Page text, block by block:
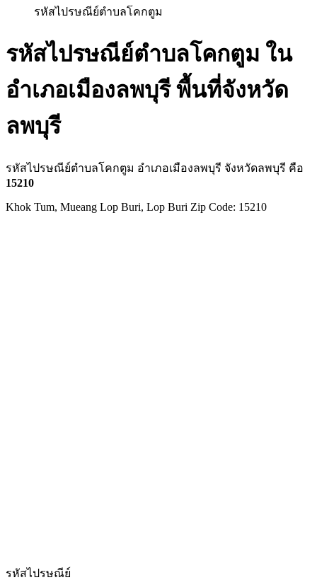
รหัสไปรษณีย์ตำบลโคกตูม
รหัสไปรษณีย์ตำบลโคกตูม ใน
อำเภอเมืองลพบุรี พื้นที่จังหวัด
ลพบุรี
รหัสไปรษณีย์ตำบลโคกตูม อำเภอเมืองลพบุรี จังหวัดลพบุรี คือ
15210
Khok Tum, Mueang Lop Buri, Lop Buri Zip Code: 15210
รหัสไปรษณีย์